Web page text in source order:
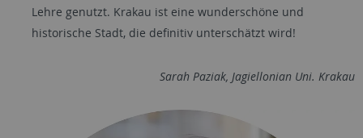
Lehre genutzt. Krakau ist eine wunderschöne und
historische Stadt, die definitiv unterschätzt wird!
Sarah Paziak, Jagiellonian Uni. Krakau